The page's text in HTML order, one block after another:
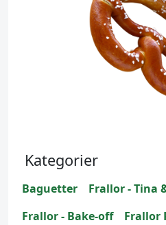
Kategorier
Baguetter
Frallor - Tina
Frallor - Bake-off
Frallor